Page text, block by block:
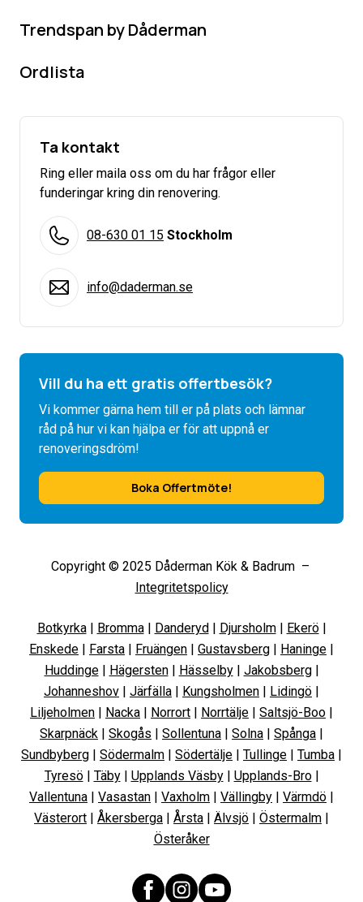
Trendspan by Dåderman
Ordlista
Ta kontakt
Ring eller maila oss om du har frågor eller
funderingar kring din renovering.
08-630 01 15 Stockholm
info@daderman.se
Vill du ha ett gratis offertbesök?
Vi kommer gärna hem till er på plats och lämnar
råd på hur vi kan hjälpa er för att uppnå er
renoveringsdröm!
Boka Offertmöte!
Copyright © 2025 Dåderman Kök & Badrum –
Integritetspolicy
Botkyrka| Bromma| Danderyd| Djursholm| Ekerö|
Enskede | Farsta | Fruängen | Gustavsberg | Haninge |
Huddinge| Hägersten| Hässelby| Jakobsberg|
Johanneshov | Järfälla | Kungsholmen | Lidingö |
Liljeholmen | Nacka | Norrort | Norrtälje | Saltsjö-Boo |
Skarpnäck | Skogås | Sollentuna | Solna | Spånga |
Sundbyberg | Södermalm | Södertälje | Tullinge | Tumba |
Tyresö| Täby| Upplands Väsby| Upplands-Bro|
Vallentuna | Vasastan | Vaxholm | Vällingby | Värmdö |
Västerort | Åkersberga | Årsta | Älvsjö | Östermalm |
Österåker
FacebookInstagramYouTube